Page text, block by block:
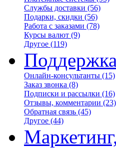
Службы доставки (56)
Подарки, скидки (56)
Работа с заказами (78)
Курсы валют (9)
Другое (119)
Онлайн-консультанты (15)
Заказ звонка (8)
Подписки и рассылки (16)
Отзывы, комментарии (23)
Обратная связь (45)
Другое (44)